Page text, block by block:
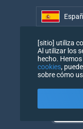
[sitio] utiliza
Al utilizar los
hecho.
cookies,
sobre cómo